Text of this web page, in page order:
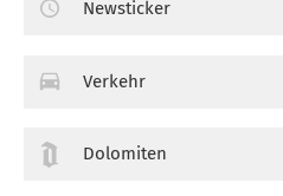
Newsticker
Verkehr
Dolomiten